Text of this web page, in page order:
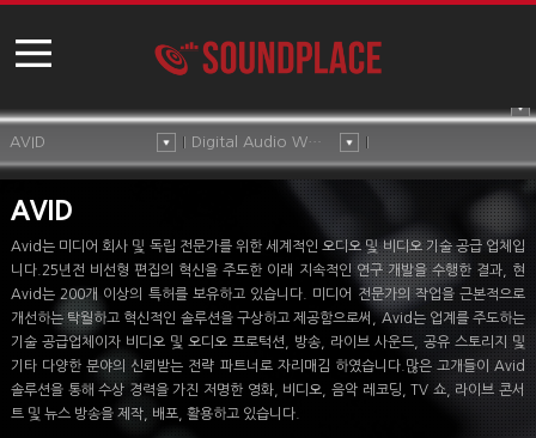
AVID Digital Audio Workstation
AVID
Avid는 미디어 회사 및 독립 전문가를 위한 세계적인 오디오 및 비디오 기술 공급 업체입
니다.25년전 비선형 편집의 혁신을 주도한 이래 지속적인 연구 개발을 수행한 결과, 현
Avid는 200개 이상의 특허를 보유하고 있습니다. 미디어 전문가의 작업을 근본적으로
개선하는 탁월하고 혁신적인 솔루션을 구상하고 제공함으로써, Avid는 업계를 주도하는
기술 공급업체이자 비디오 및 오디오 프로턱션, 방송, 라이브 사운드, 공유 스토리지 및
기타 다양한 분야의 신뢰받는 전략 파트너로 자리매김 하였습니다.많은 고개들이 Avid
솔루션을 통해 수상 경력을 가진 저명한 영화, 비디오, 음악 레코딩, TV 쇼, 라이브 콘서
트 및 뉴스 방송을 제작, 배포, 활용하고 있습니다.